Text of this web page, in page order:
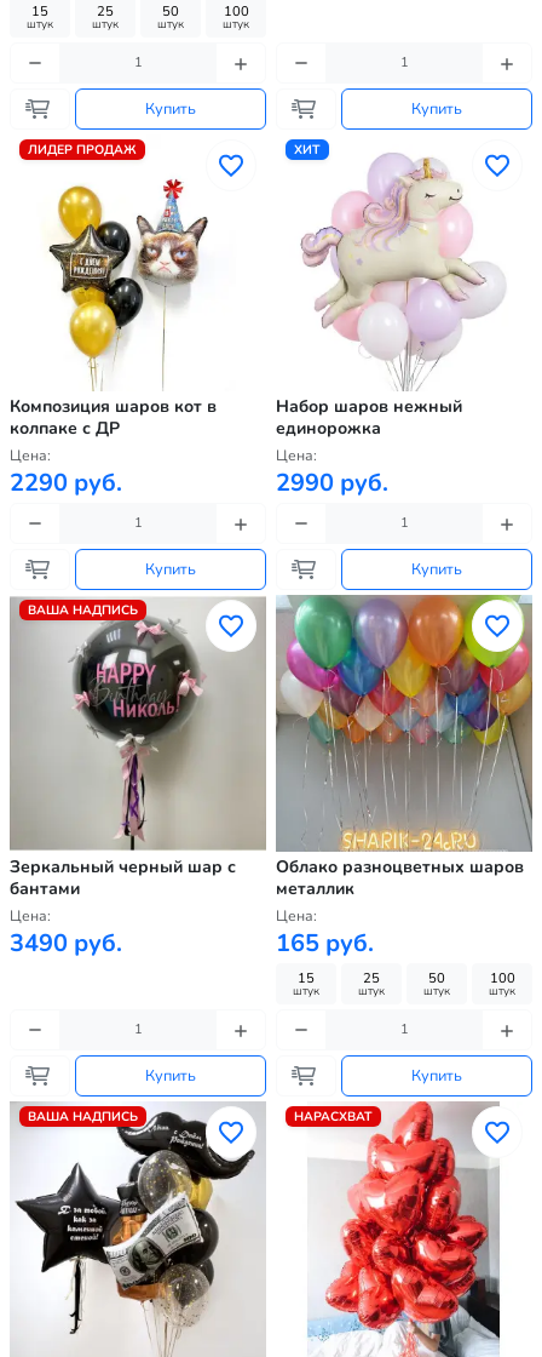
15
штук
25
штук
50
штук
100
штук
Купить Купить
ЛИДЕР ПРОДАЖ
Композиция шаров кот в
колпаке с ДР
Цена:
2290 руб.
Купить
ХИТ
Набор шаров нежный
единорожка
Цена:
2990 руб.
Купить
ВАША НАДПИСЬ
Зеркальный черный шар с
бантами
Цена:
3490 руб.
Купить
Облако разноцветных шаров
металлик
Цена:
165 руб.
15
штук
25
штук
50
штук
100
штук
Купить
ВАША НАДПИСЬ НАРАСХВАТ